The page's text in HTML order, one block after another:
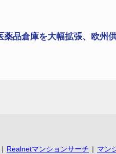
薬品倉庫を大幅拡張、欧州
Realnetマンションサーチ マン